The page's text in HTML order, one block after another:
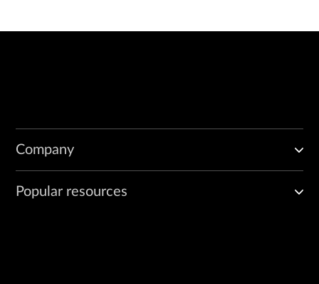
Company
Popular resources